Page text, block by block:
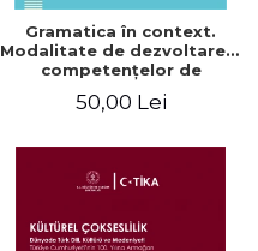
Gramatica în context.
Modalitate de dezvoltare a
competenţelor de
limbii franceze
50,00 Lei